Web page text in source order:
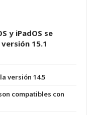
y iPadOS se
15.1
versión 14.5
compatibles con